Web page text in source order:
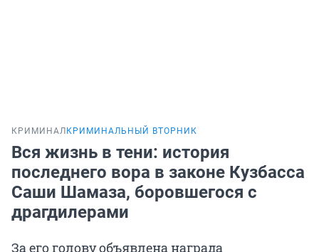
КРИМИНАЛ КРИМИНАЛЬНЫЙ ВТОРНИК
Вся жизнь в тени: история
последнего вора в законе Кузбасса
Саши Шамаза, боровшегося с
драгдилерами
За его голову объявлена награда